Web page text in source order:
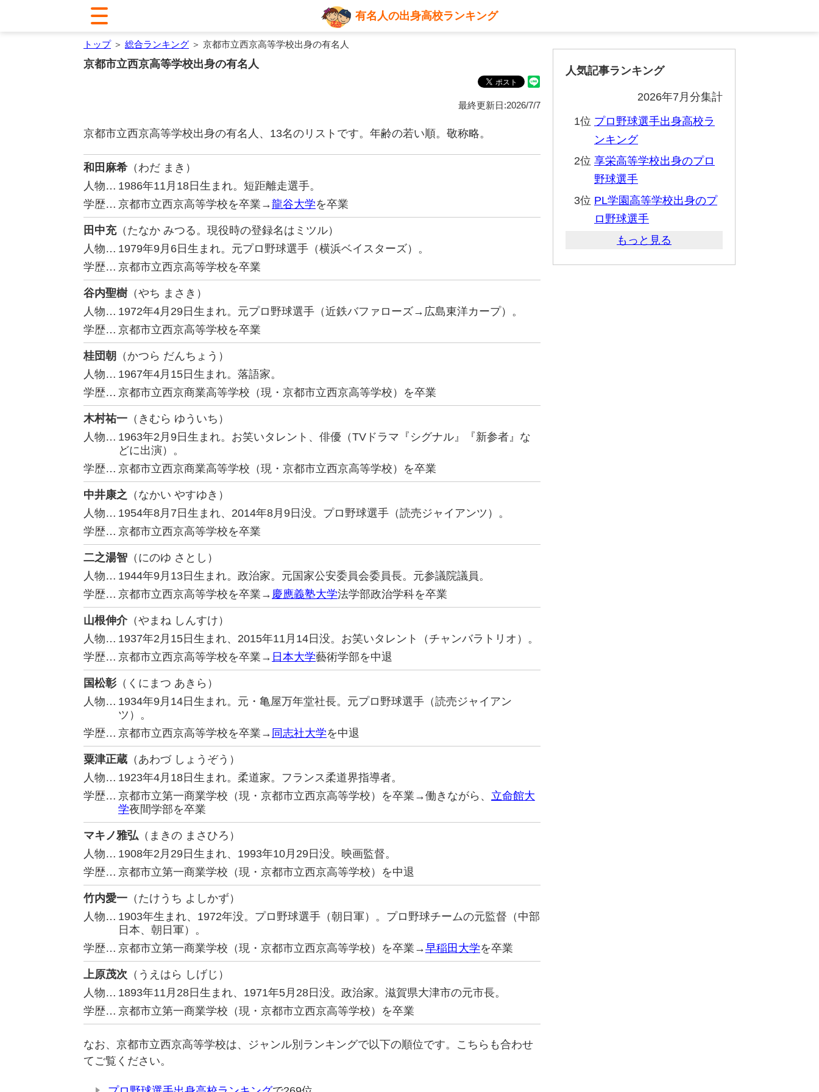
有名人の出身高校ランキング
トップ＞ 総合ランキング ＞ 京都市立西京高等学校出身の有名人
京都市立西京高等学校出身の有名人
最終更新日:2026/7/7
京都市立西京高等学校出身の有名人、13名のリストです。年齢の若い順。敬称略。
和田麻希 （わだ まき）
人物… 1986年11月18日生まれ。短距離走選手。
学歴… 京都市立西京高等学校を卒業→龍谷大学を卒業
田中充（たなか みつる。現役時の登録名はミツル）
人物… 1979年9月6日生まれ。元プロ野球選手（横浜ベイスターズ）。
学歴… 京都市立西京高等学校を卒業
谷内聖樹（やち まさき）
人物… 1972年4月29日生まれ。元プロ野球選手（近鉄バファローズ→広島東洋カープ）。
学歴… 京都市立西京高等学校を卒業
桂団朝 （かつら だんちょう）
人物… 1967年4月15日生まれ。落語家。
学歴… 京都市立西京商業高等学校（現・京都市立西京高等学校）を卒業
木村祐一 （きむら ゆういち）
人物… 1963年2月9日生まれ。お笑いタレント、俳優（TVドラマ『シグナル』『新参者』な
どに出演）。
学歴… 京都市立西京商業高等学校（現・京都市立西京高等学校）を卒業
中井康之 （なかい やすゆき）
人物… 1954年8月7日生まれ、2014年8月9日没。プロ野球選手（読売ジャイアンツ）。
学歴… 京都市立西京高等学校を卒業
二之湯智 （にのゆ さとし）
人物… 1944年9月13日生まれ。政治家。元国家公安委員会委員長。元参議院議員。
学歴… 京都市立西京高等学校を卒業→ 慶應義塾大学法学部政治学科を卒業
山根伸介（やまね しんすけ）
人物… 1937年2月15日生まれ、2015年11月14日没。お笑いタレント（チャンバラトリオ）。
学歴… 京都市立西京高等学校を卒業→ 日本大学藝術学部を中退
国松彰（くにまつ あきら）
人物… 1934年9月14日生まれ。元・亀屋万年堂社長。元プロ野球選手（読売ジャイアン
ツ）。
学歴… 京都市立西京高等学校を卒業→ 同志社大学を中退
粟津正蔵 （あわづ しょうぞう）
人物… 1923年4月18日生まれ。柔道家。フランス柔道界指導者。
学歴… 京都市立第一商業学校（現・京都市立西京高等学校）を卒業→働きながら、 立命館大
学夜間学部を卒業
マキノ雅弘 （まきの まさひろ）
人物… 1908年2月29日生まれ、1993年10月29日没。映画監督。
学歴… 京都市立第一商業学校（現・京都市立西京高等学校）を中退
竹内愛一 （たけうち よしかず）
人物… 1903年生まれ、1972年没。プロ野球選手（朝日軍）。プロ野球チームの元監督（中部
日本、朝日軍）。
学歴… 京都市立第一商業学校（現・京都市立西京高等学校）を卒業→早稲田大学を卒業
上原茂次 （うえはら しげじ）
人物… 1893年11月28日生まれ、1971年5月28日没。政治家。滋賀県大津市の元市長。
学歴… 京都市立第一商業学校（現・京都市立西京高等学校）を卒業
なお、京都市立西京高等学校は、ジャンル別ランキングで以下の順位です。こちらも合わせ
てご覧ください。
人気記事ランキング
2026年7月分集計
1位 プロ野球選手出身高校ラ
ンキング
2位 享栄高等学校出身のプロ
野球選手
3位 PL学園高等学校出身のプ
ロ野球選手
もっと見る